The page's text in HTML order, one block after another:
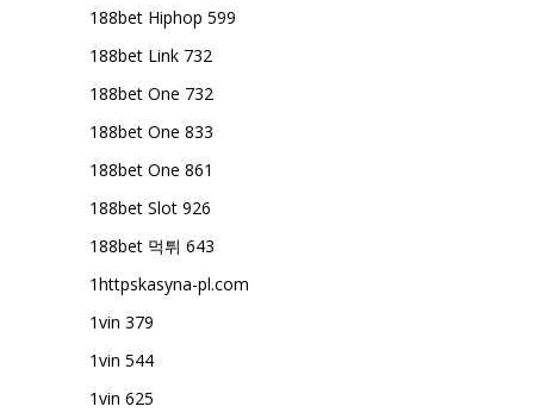
188bet Hiphop 599
188bet Link 732
188bet One 732
188bet One 833
188bet One 861
188bet Slot 926
188bet 먹튀 643
1httpskasyna-pl.com
1vin 379
1vin 544
1vin 625